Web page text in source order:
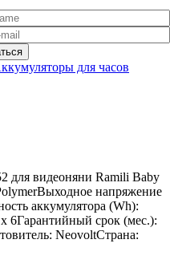
для часов
для видеоняни Ramili Baby
напряжение
аккумулятора (Wh):
6Гарантийный срок (мес.):
NeovoltСтрана: